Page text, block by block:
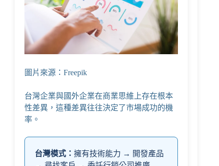
圖片來源：Freepik
台灣企業與國外企業在商業思維上存在根本
性差異，這種差異往往決定了市場成功的機
率。
台灣模式： 擁有技術能力 → 開發產品